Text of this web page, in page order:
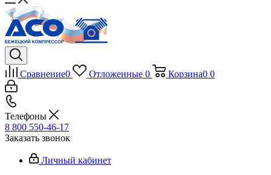
Сравнение0 Отложенные 0 Корзина0 0
Телефоны
8 800 550-46-17
Заказать звонок
Личный кабинет